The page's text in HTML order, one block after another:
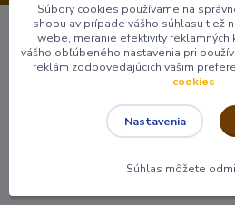
Súbory cookies používame na
shopu av prípade vášho súhlasu tiež
webe, meranie efektivity reklamných
vášho obľúbeného nastavenia pri
reklám zodpovedajúcich vašim
cookies
Nastavenia
Súhlas môžete